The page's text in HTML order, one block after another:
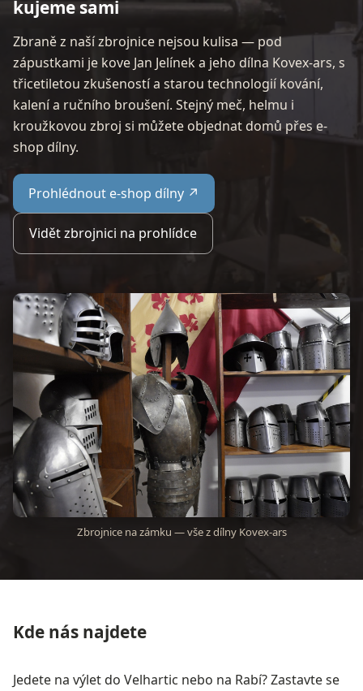
kujeme sami
Zbraně z naší zbrojnice nejsou kulisa — pod
zápustkami je kove Jan Jelínek a jeho dílna Kovex-ars, s
třicetiletou zkušeností a starou technologií kování,
kalení a ručního broušení. Stejný meč, helmu i
kroužkovou zbroj si můžete objednat domů přes e-
shop dílny.
Prohlédnout e-shop dílny ↗
Vidět zbrojnici na prohlídce
Zbrojnice na zámku — vše z dílny Kovex-ars
Kde nás najdete
Jedete na výlet do Velhartic nebo na Rabí? Zastavte se